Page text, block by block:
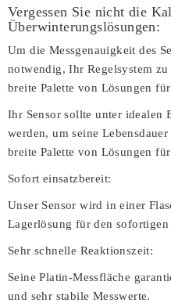
Vergessen Sie nicht die
Überwinterungslösungen:
Um die Messgenauigkeit des
notwendig, Ihr Regelsystem
breite Palette von Lösungen
Ihr Sensor sollte unter idealen
werden, um seine
breite Palette von Lösungen
Sofort einsatzbereit:
Unser Sensor wird in einer
Lagerlösung für den sofortigen
Sehr schnelle Reaktionszeit:
Seine Platin-Messfläche
und sehr stabile Messwerte.